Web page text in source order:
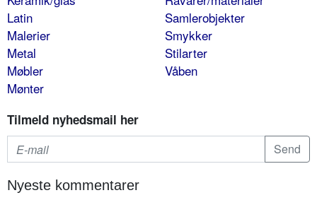
Latin
Malerier
Metal
Møbler
Mønter
Samlerobjekter
Smykker
Stilarter
Våben
Tilmeld nyhedsmail her
Nyeste kommentarer